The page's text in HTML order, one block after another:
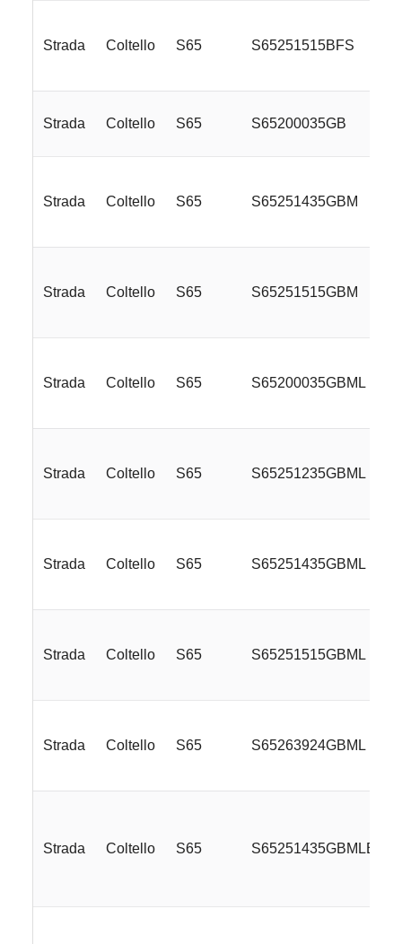
Strada Coltello S65 S65251515BFS
Strada Coltello S65 S65200035GB
Strada Coltello S65 S65251435GBM
Strada Coltello S65 S65251515GBM
Strada Coltello S65 S65200035GBML
Strada Coltello S65 S65251235GBML
Strada Coltello S65 S65251435GBML
Strada Coltello S65 S65251515GBML
Strada Coltello S65 S65263924GBML
Strada Coltello S65 S65251435GBMLE